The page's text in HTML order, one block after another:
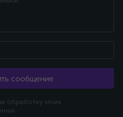
сообщение
обработку моих